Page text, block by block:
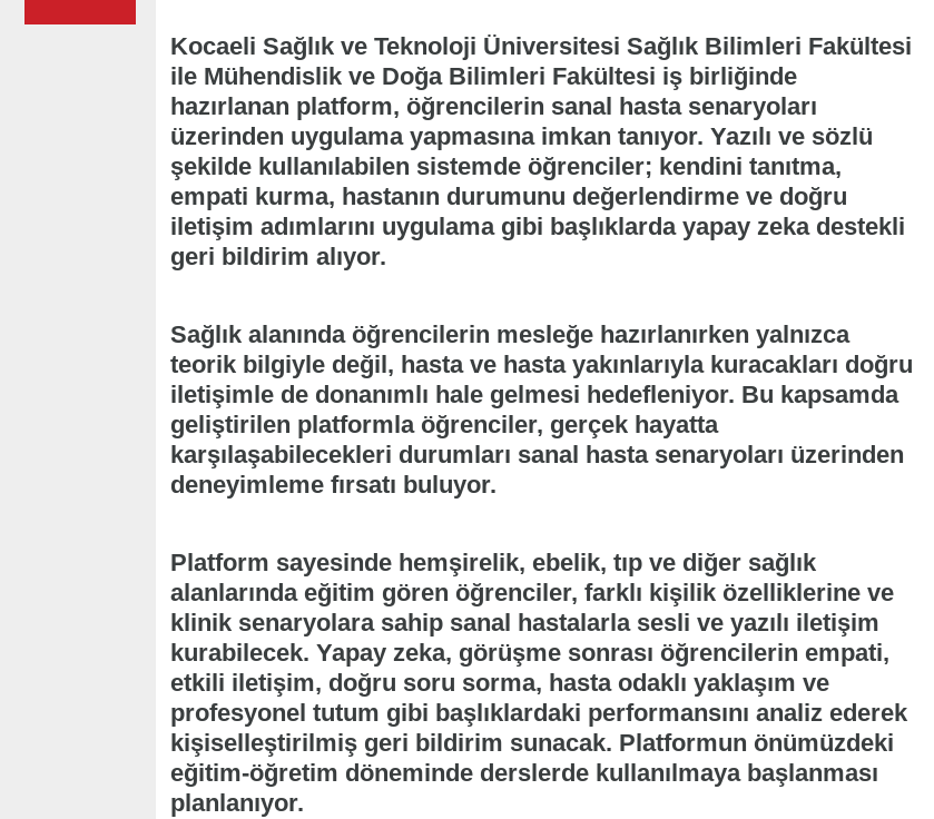
Kocaeli Sağlık ve Teknoloji Üniversitesi Sağlık Bilimleri Fakültesi
ile Mühendislik ve Doğa Bilimleri Fakültesi iş birliğinde
hazırlanan platform, öğrencilerin sanal hasta senaryoları
üzerinden uygulama yapmasına imkan tanıyor. Yazılı ve sözlü
şekilde kullanılabilen sistemde öğrenciler; kendini tanıtma,
empati kurma, hastanın durumunu değerlendirme ve doğru
iletişim adımlarını uygulama gibi başlıklarda yapay zeka destekli
geri bildirim alıyor.
Sağlık alanında öğrencilerin mesleğe hazırlanırken yalnızca
teorik bilgiyle değil, hasta ve hasta yakınlarıyla kuracakları doğru
iletişimle de donanımlı hale gelmesi hedefleniyor. Bu kapsamda
geliştirilen platformla öğrenciler, gerçek hayatta
karşılaşabilecekleri durumları sanal hasta senaryoları üzerinden
deneyimleme fırsatı buluyor.
Platform sayesinde hemşirelik, ebelik, tıp ve diğer sağlık
alanlarında eğitim gören öğrenciler, farklı kişilik özelliklerine ve
klinik senaryolara sahip sanal hastalarla sesli ve yazılı iletişim
kurabilecek. Yapay zeka, görüşme sonrası öğrencilerin empati,
etkili iletişim, doğru soru sorma, hasta odaklı yaklaşım ve
profesyonel tutum gibi başlıklardaki performansını analiz ederek
kişiselleştirilmiş geri bildirim sunacak. Platformun önümüzdeki
eğitim-öğretim döneminde derslerde kullanılmaya başlanması
planlanıyor.